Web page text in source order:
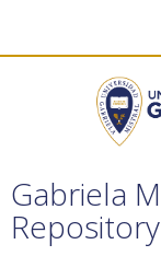
Gabriela
Repository